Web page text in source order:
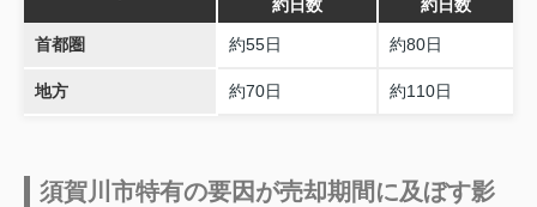
約日数
約日数
首都圏 約55日 約80日
地方 約70日 約110日
須賀川市特有の要因が売却期間に及ぼす影